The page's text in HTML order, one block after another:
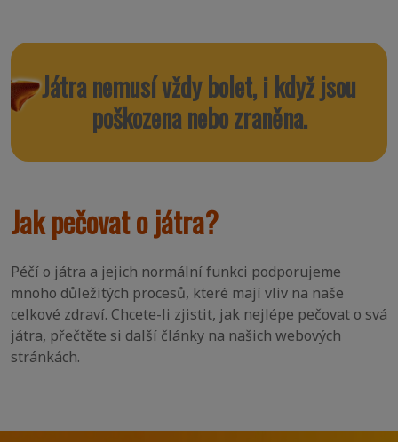
Játra nemusí vždy bolet, i když jsou
poškozena nebo zraněna.
Jak pečovat o játra?
Péčí o játra a jejich normální funkci podporujeme
mnoho důležitých procesů, které mají vliv na naše
celkové zdraví. Chcete-li zjistit, jak nejlépe pečovat o svá
játra, přečtěte si další články na našich webových
stránkách.